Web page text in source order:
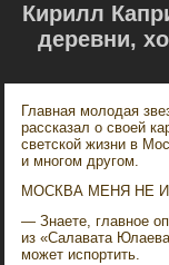
Кирилл
деревни,
Главная молодая
рассказал о своей
светской жизни в
и многом другом.
МОСКВА МЕНЯ НЕ
— Знаете, главное
из «Салавата
может испортить.